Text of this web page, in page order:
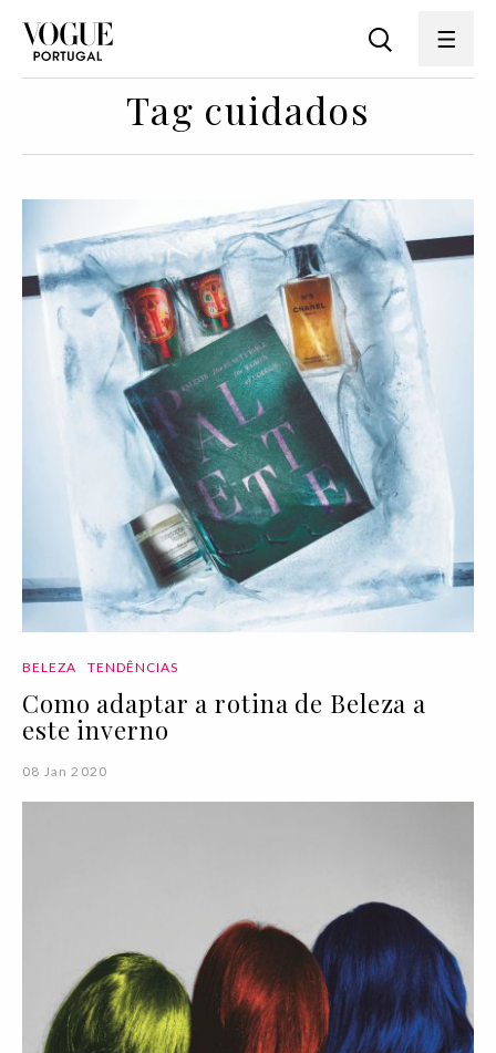
Tag cuidados
BELEZA TENDÊNCIAS
Como adaptar a rotina de Beleza a
este inverno
08 Jan 2020